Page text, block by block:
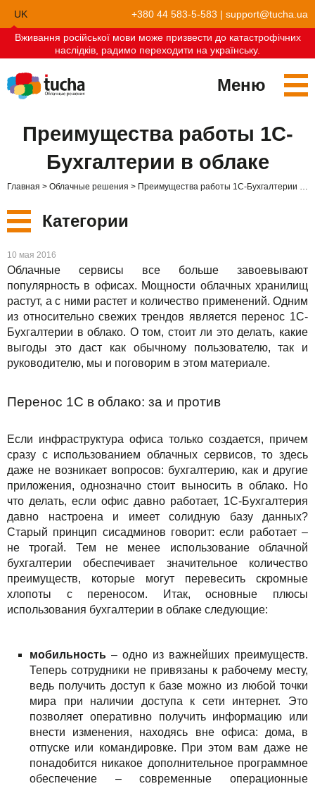
UK
EN
+380 44 583-5-583 | support@tucha.ua
Вживання російської мови може призвести до катастрофічних
наслідків, радимо переходити на українську.
Меню
TuchaHost
TuchaMetal
TuchaBackup
TuchaHosting
Хостинг CRM
Хостинг сайтов-конструкторов
Удаленный офис
Реселінг хостингу
О нас
Компания
Карьера
Контакты
Преимущества работы 1С-
Бухгалтерии в облаке
Главная Облачные решения Преимущества работы 1С-Бухгалтерии в облаке
Категории
Новые
Сервисы
Решения
Для бизнеса
FAQ
Интервью
Авторская колонка
События
Праздники
Акции
10 мая 2016
Облачные сервисы все больше завоевывают
популярность в офисах. Мощности облачных хранилищ
растут, а с ними растет и количество применений. Одним
из относительно свежих трендов является перенос 1С-
Бухгалтерии в облако. О том, стоит ли это делать, какие
выгоды это даст как обычному пользователю, так и
руководителю, мы и поговорим в этом материале.
Перенос 1С в облако: за и против
Если инфраструктура офиса только создается, причем
сразу с использованием облачных сервисов, то здесь
даже не возникает вопросов: бухгалтерию, как и другие
приложения, однозначно стоит выносить в облако. Но
что делать, если офис давно работает, 1С-Бухгалтерия
давно настроена и имеет солидную базу данных?
Старый принцип сисадминов говорит: если работает –
не трогай. Тем не менее использование облачной
бухгалтерии обеспечивает значительное количество
преимуществ, которые могут перевесить скромные
хлопоты с переносом. Итак, основные плюсы
использования бухгалтерии в облаке следующие:
мобильность – одно из важнейших преимуществ.
Теперь сотрудники не привязаны к рабочему месту,
ведь получить доступ к базе можно из любой точки
мира при наличии доступа к сети интернет. Это
позволяет оперативно получить информацию или
внести изменения, находясь вне офиса: дома, в
отпуске или командировке. При этом вам даже не
понадобится никакое дополнительное программное
обеспечение – современные операционные